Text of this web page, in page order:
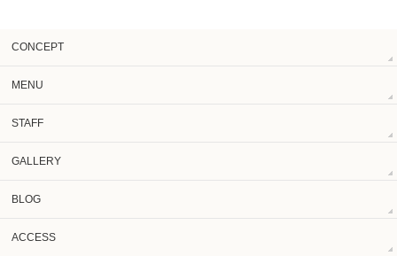
CONCEPT
MENU
STAFF
GALLERY
BLOG
ACCESS